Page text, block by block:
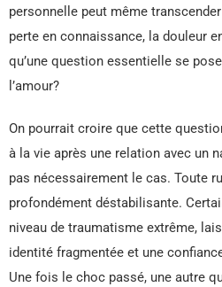
personnelle peut même
perte en connaissance, la douleur
qu’une question essentielle se
l’amour?
On pourrait croire que cette
à la vie après une relation avec un
pas nécessairement le cas. Toute
profondément déstabilisante.
niveau de traumatisme extrême,
identité fragmentée et une
Une fois le choc passé, une autre